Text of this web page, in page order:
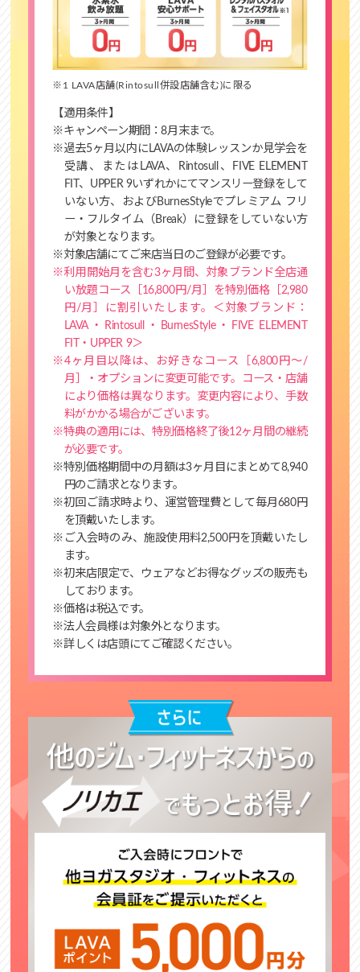
※1 LAVA店舗(Rintosull併設店舗含む)に限る
【適用条件】
※キャンペーン期間：8月末まで。
※過去5ヶ月以内にLAVAの体験レッスンか見学会を
受講、またはLAVA、Rintosull、FIVE ELEMENT
FIT、UPPER 9いずれかにてマンスリー登録をして
いない方、およびBurnesStyleでプレミアム フリ
ー・フルタイム（Break）に登録をしていない方
が対象となります。
※対象店舗にてご来店当日のご登録が必要です。
※利用開始月を含む3ヶ月間、対象ブランド全店通
い放題コース［16,800円/月］を特別価格［2,980
円/月］に割引いたします。＜対象ブランド：
LAVA・Rintosull・BurnesStyle・FIVE ELEMENT
FIT・UPPER 9＞
※4ヶ月目以降は、お好きなコース［6,800円～/
月］・オプションに変更可能です。コース・店舗
により価格は異なります。変更内容により、手数
料がかかる場合がございます。
※特典の適用には、特別価格終了後12ヶ月間の継続
が必要です。
※特別価格期間中の月額は3ヶ月目にまとめて8,940
円のご請求となります。
※初回ご請求時より、運営管理費として毎月680円
を頂戴いたします。
※ご入会時のみ、施設使用料2,500円を頂戴いたし
ます。
※初来店限定で、ウェアなどお得なグッズの販売も
しております。
※価格は税込です。
※法人会員様は対象外となります。
※詳しくは店頭にてご確認ください。